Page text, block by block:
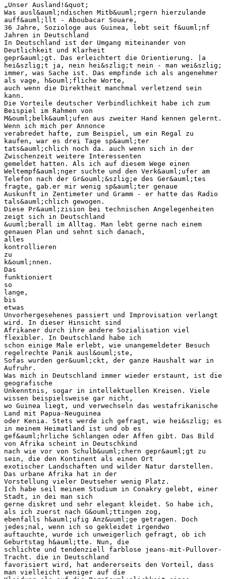
„Unser Ausland!&quot;
Was ausl&auml;ndischen Mitb&uuml;rgern hierzulande
auff&auml;llt - Aboubacar Souare,
36 Jahre, Soziologe aus Guinea, lebt seit f&uuml;nf
Jahren in Deutschland
In Deutschland ist der Umgang miteinander von
Deutlichkeit und Klarheit
gepr&auml;gt. Das erleichtert die Orientierung. |a
hei&szlig;t ja, nein hei&szlig;t nein - man wei&szlig;
immer, was Sache ist. Das empfinde ich als angenehmer
als vage, h&ouml;fliche Worte,
auch wenn die Direktheit manchmal verletzend sein
kann.
Die Vorteile deutscher Verbindlichkeit habe ich zum
Beispiel im Rahmen von
M&ouml;belk&auml;ufen aus zweiter Hand kennen gelernt.
Wenn ich mich per Annonce
verabredet hafte, zum Beispiel, um ein Regal zu
kaufen, war es drei Tage sp&auml;ter
tats&auml;chlich noch da. auch wenn sich in der
Zwischenzeit weitere Interessenten
gemeldet hatten. Als ich auf diesem Wege einen
Weltempf&auml;nger suchte und den Verk&auml;ufer am
Telefon nach der Gr&ouml;&szlig;e des Ger&auml;tes
fragte, gab.er mir wenig sp&auml;ter genaue
Auskunft in Zentimeter und Gramm - er hatte das Radio
tals&auml;chlich gewogen.
Diese Pr&auml;zision bei technischen Angelegenheiten
zeigt sich in Deutschland
&uuml;berall im Alltag. Man lebt gerne nach einem
genauen Plan und sehnt sich danach,
alles
kontrollieren
zu
k&ouml;nnen.
Das
funktioniert
so
lange,
bis
etwas
Unvorhergesehenes passiert und Improvisation verlangt
wird. In dieser Hinsicht sind
Afrikaner durch ihre andere Sozialisation viel
flexibler. In Deutschland habe ich
schon einige Male erlebt, wie unangemeldeter Besuch
regelrechte Panik ausl&ouml;ste,
Sofas wurden ger&uuml;ckt, der ganze Haushalt war in
Aufruhr.
Was mich in Deutschland immer wieder erstaunt, ist die
geografische
Unkenntnis, sogar in intellektuellen Kreisen. Viele
wissen beispielsweise gar nicht,
wo Guinea liegt, und verwechseln das westafrikanische
Land mit Papua-Neuguinea
oder Kenia. Stets werde ich gefragt, wie hei&szlig; es
in meinem Heimatland ist und ob es
gef&auml;hrliche Schlangen oder Affen gibt. Das Bild
von Afrika scheint in Deutschkind
nach wie vor von Schulb&uuml;chern gepr&auml;gt zu
sein, die den Kontinent als einen Ort
exotischer Landschaften und wilder Natur darstellen.
Das urbane Afrika hat in der
Vorstellung vieler Deutseher wenig Platz.
Ich habe seil meinem Studium in Conakry gelebt, einer
Stadt, in dei man sich
gerne diskret und sehr elegant kleidet. So habe ich,
als ich zuerst nach G&ouml;ttingen zog,
ebenfalls h&auml;ufig Anz&uuml;ge getragen. Doch
jedes;nal, wenn ich so gekleidet irgendwo
auftauchte, wurde ich unweigerlich gefragt, ob ich
Geburtstag h&auml;tte. Nun, die
schlichte und tendenziell farblose jeans-mit-Pullover-
Tracht. die in Deutschland
favorisiert wird, hat andererseits den Vorteil, dass
man vielleicht weniger auf die